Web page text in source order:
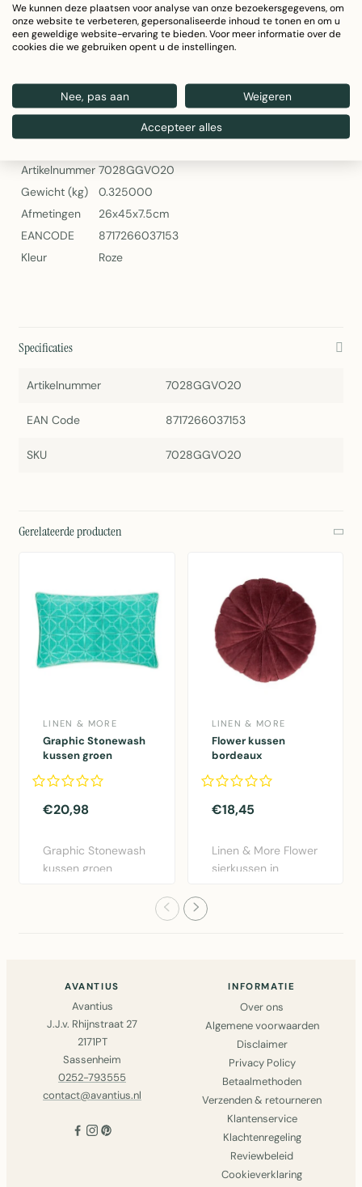
Kleur: Roze (Fairy Pink)
Gewicht: 325 gram
Artikelnummer: 7028GGVO20
Linen & More Bobbi Fairy Pink Sierkussen 30x50 cm
Artikelnummer 7028GGVO20
Gewicht (kg)
0.325000
Afmetingen
26x45x7.5cm
EANCODE
8717266037153
Kleur
Roze
Specificaties
Artikelnummer 7028GGVO20
EAN Code 8717266037153
SKU 7028GGVO20
Gerelateerde producten
LINEN & MORE
Graphic Stonewash
kussen groen
€20,98
Graphic Stonewash
kussen groen
LINEN & MORE
Flower kussen
bordeaux
€18,45
Linen & More Flower
sierkussen in
AVANTIUS
Avantius
J.J.v. Rhijnstraat 27
2171PT
Sassenheim
0252-793555
contact@avantius.nl
INFORMATIE
Over ons
Algemene voorwaarden
Disclaimer
Privacy Policy
Betaalmethoden
Verzenden & retourneren
Klantenservice
Klachtenregeling
Reviewbeleid
Cookieverklaring
We kunnen deze plaatsen voor analyse van onze bezoekersgegevens, om
onze website te verbeteren, gepersonaliseerde inhoud te tonen en om u
een geweldige website-ervaring te bieden. Voor meer informatie over de
cookies die we gebruiken opent u de instellingen.
Nee, pas aan Weigeren
Accepteer alles